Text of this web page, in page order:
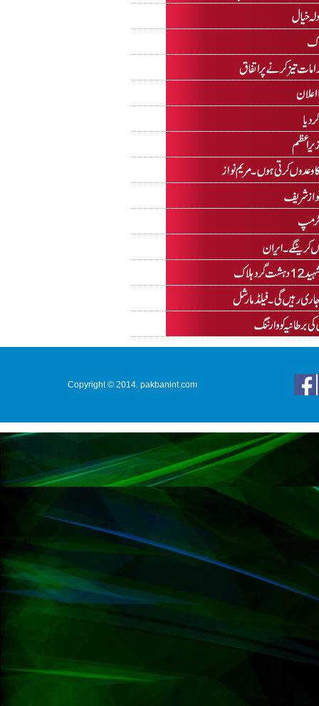
Copyright © 2014. pakbanint.com